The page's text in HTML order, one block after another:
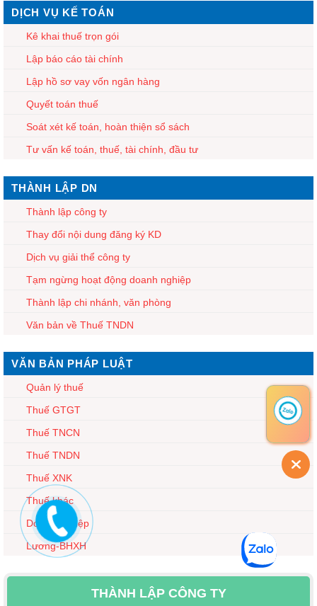
DỊCH VỤ KẾ TOÁN
Kê khai thuế trọn gói
Lập báo cáo tài chính
Lập hồ sơ vay vốn ngân hàng
Quyết toán thuế
Soát xét kế toán, hoàn thiện sổ sách
Tư vấn kế toán, thuế, tài chính, đầu tư
THÀNH LẬP DN
Thành lập công ty
Thay đổi nội dung đăng ký KD
Dịch vụ giải thể công ty
Tạm ngừng hoạt động doanh nghiệp
Thành lập chi nhánh, văn phòng
Văn bản về Thuế TNDN
VĂN BẢN PHÁP LUẬT
Quản lý thuế
Thuế GTGT
Thuế TNCN
Thuế TNDN
Thuế XNK
Thuế khác
Doanh nghiệp
Lương-BHXH
THÀNH LẬP CÔNG TY